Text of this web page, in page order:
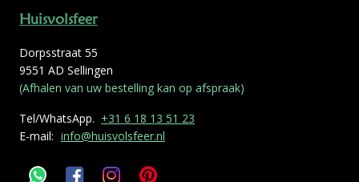
Huisvolsfeer
Dorpsstraat 55
9551 AD Sellingen
(Afhalen van uw bestelling kan op afspraak)
Tel/WhatsApp. +31 6 18 13 51 23
E-mail: info@huisvolsfeer.nl